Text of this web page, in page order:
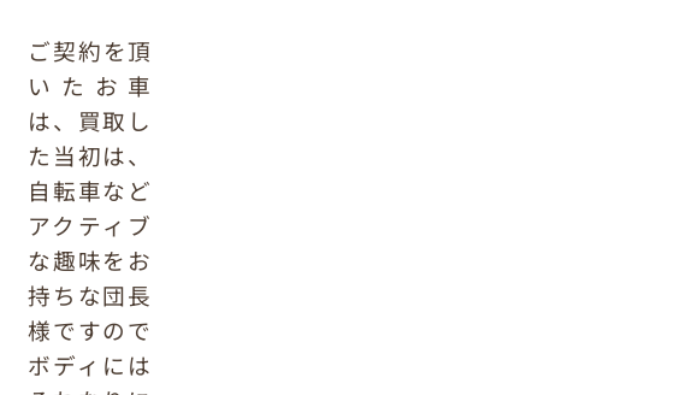
ご契約を頂
いたお車
は、買取し
た当初は、
自転車など
アクティブ
な趣味をお
持ちな団長
様ですので
ボディには